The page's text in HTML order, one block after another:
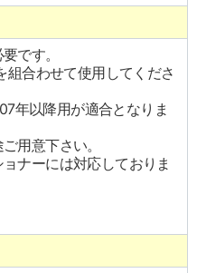
です。
組合わせて使用してくださ
年以降用が適合となりま
用意下さい。
ナーには対応しておりま